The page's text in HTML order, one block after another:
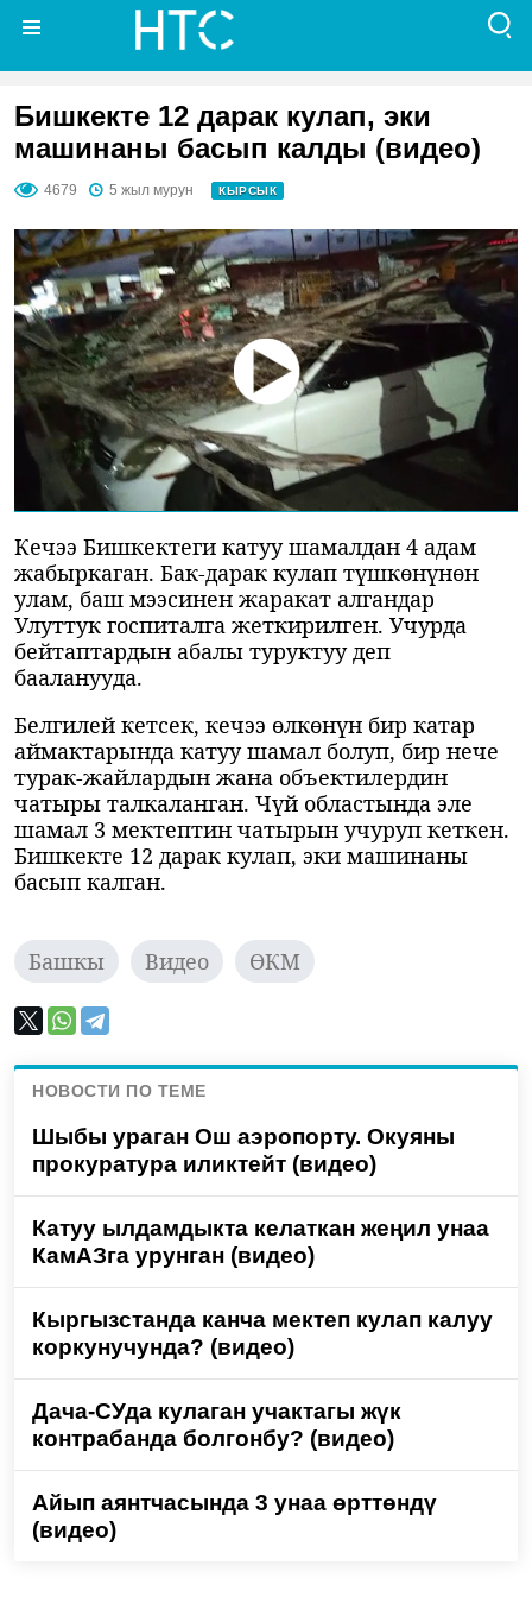
Бишкекте 12 дарак кулап, эки
машинаны басып калды (видео)
4679 5 жыл мурун КЫРСЫК
Кечээ Бишкектеги катуу шамалдан 4 адам
жабыркаган. Бак-дарак кулап түшкөнүнөн
улам, баш мээсинен жаракат алгандар
Улуттук госпиталга жеткирилген. Учурда
бейтаптардын абалы туруктуу деп
бааланууда.
Белгилей кетсек, кечээ өлкөнүн бир катар
аймактарында катуу шамал болуп, бир нече
турак-жайлардын жана объектилердин
чатыры талкаланган. Чүй областында эле
шамал 3 мектептин чатырын учуруп кеткен.
Бишкекте 12 дарак кулап, эки машинаны
басып калган.
Башкы Видео ӨКМ
НОВОСТИ ПО ТЕМЕ
Шыбы ураган Ош аэропорту. Окуяны
прокуратура иликтейт (видео)
Катуу ылдамдыкта келаткан жеңил унаа
КамАЗга урунган (видео)
Кыргызстанда канча мектеп кулап калуу
коркунучунда? (видео)
Дача-СУда кулаган учактагы жүк
контрабанда болгонбу? (видео)
Айып аянтчасында 3 унаа өрттөндү
(видео)